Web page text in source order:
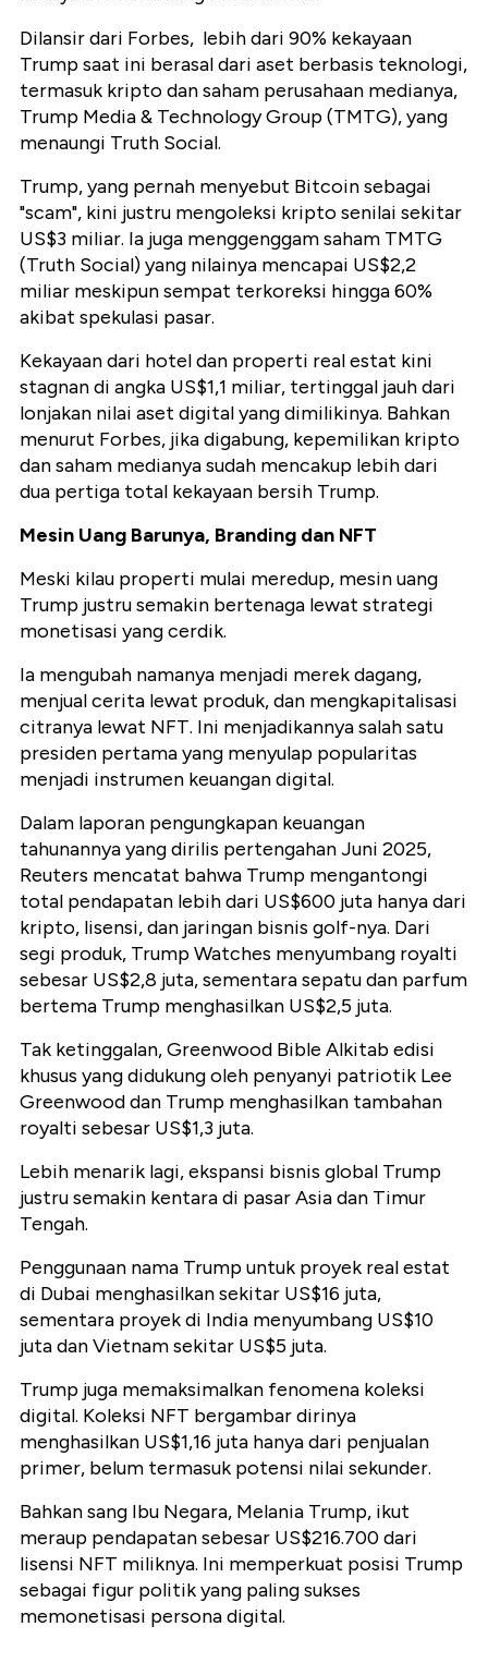
Dilansir dari Forbes, lebih dari 90% kekayaan
Trump saat ini berasal dari aset berbasis teknologi,
termasuk kripto dan saham perusahaan medianya,
Trump Media & Technology Group (TMTG), yang
menaungi Truth Social.
Trump, yang pernah menyebut Bitcoin sebagai
"scam", kini justru mengoleksi kripto senilai sekitar
US$3 miliar. Ia juga menggenggam saham TMTG
(Truth Social) yang nilainya mencapai US$2,2
miliar meskipun sempat terkoreksi hingga 60%
akibat spekulasi pasar.
Kekayaan dari hotel dan properti real estat kini
stagnan di angka US$1,1 miliar, tertinggal jauh dari
lonjakan nilai aset digital yang dimilikinya. Bahkan
menurut Forbes, jika digabung, kepemilikan kripto
dan saham medianya sudah mencakup lebih dari
dua pertiga total kekayaan bersih Trump.
Mesin Uang Barunya, Branding dan NFT
Meski kilau properti mulai meredup, mesin uang
Trump justru semakin bertenaga lewat strategi
monetisasi yang cerdik.
Ia mengubah namanya menjadi merek dagang,
menjual cerita lewat produk, dan mengkapitalisasi
citranya lewat NFT. Ini menjadikannya salah satu
presiden pertama yang menyulap popularitas
menjadi instrumen keuangan digital.
Dalam laporan pengungkapan keuangan
tahunannya yang dirilis pertengahan Juni 2025,
Reuters mencatat bahwa Trump mengantongi
total pendapatan lebih dari US$600 juta hanya dari
kripto, lisensi, dan jaringan bisnis golf-nya. Dari
segi produk, Trump Watches menyumbang royalti
sebesar US$2,8 juta, sementara sepatu dan parfum
bertema Trump menghasilkan US$2,5 juta.
Tak ketinggalan,Greenwood Bible Alkitab edisi
khusus yang didukung oleh penyanyi patriotik Lee
Greenwood dan Trump menghasilkan tambahan
royalti sebesar US$1,3 juta.
Lebih menarik lagi, ekspansi bisnis global Trump
justru semakin kentara di pasar Asia dan Timur
Tengah.
Penggunaan nama Trump untuk proyek real estat
di Dubai menghasilkan sekitar US$16 juta,
sementara proyek di India menyumbang US$10
juta dan Vietnam sekitar US$5 juta.
Trump juga memaksimalkan fenomena koleksi
digital. Koleksi NFT bergambar dirinya
menghasilkan US$1,16 juta hanya dari penjualan
primer, belum termasuk potensi nilai sekunder.
Bahkan sang Ibu Negara, Melania Trump, ikut
meraup pendapatan sebesar US$216.700 dari
lisensi NFT miliknya. Ini memperkuat posisi Trump
sebagai figur politik yang paling sukses
memonetisasi persona digital.